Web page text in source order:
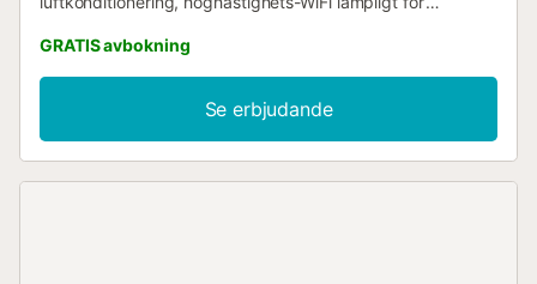
oskyddad terrass med bergsutsikt för exklusiv
användning. Koppla av vid den delade uppvärmda
utomhuspoolen på Palmeral de Taidía i Taidía, och njut av
den delade trädgården och den oskyddade terrassen. En
utomhusdusch finns tillgänglig för din bekvämlighet.
GRATIS avbokning
Se erbjudande